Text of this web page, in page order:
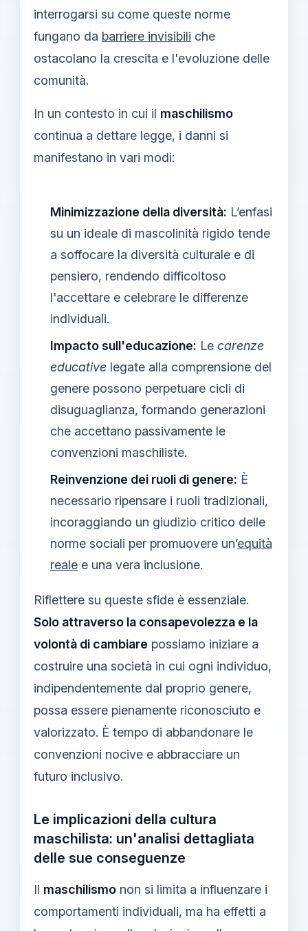
interrogarsi su come queste norme
fungano da barriere invisibili che
ostacolano la crescita e l'evoluzione delle
comunità.
In un contesto in cui il maschilismo
continua a dettare legge, i danni si
manifestano in vari modi:
Minimizzazione della diversità: L’enfasi
su un ideale di mascolinità rigido tende
a soffocare la diversità culturale e di
pensiero, rendendo difficoltoso
l'accettare e celebrare le differenze
individuali.
Impacto sull'educazione: Le carenze
educative legate alla comprensione del
genere possono perpetuare cicli di
disuguaglianza, formando generazioni
che accettano passivamente le
convenzioni maschiliste.
Reinvenzione dei ruoli di genere: È
necessario ripensare i ruoli tradizionali,
incoraggiando un giudizio critico delle
norme sociali per promuovere un’equità
reale e una vera inclusione.
Riflettere su queste sfide è essenziale.
Solo attraverso la consapevolezza e la
volontà di cambiare possiamo iniziare a
costruire una società in cui ogni individuo,
indipendentemente dal proprio genere,
possa essere pienamente riconosciuto e
valorizzato. È tempo di abbandonare le
convenzioni nocive e abbracciare un
futuro inclusivo.
Le implicazioni della cultura
maschilista: un'analisi dettagliata
delle sue conseguenze
Il maschilismo non si limita a influenzare i
comportamenti individuali, ma ha effetti a